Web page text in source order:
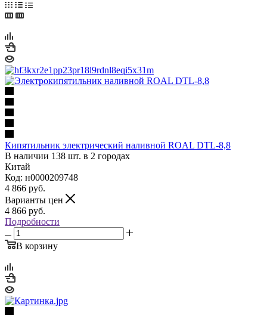
Кипятильник электрический наливной ROAL DTL-8,8
В наличии 138 шт. в 2 городах
Китай
Код: н0000209748
4 866 руб.
Варианты цен
4 866 руб.
Подробности
В корзину